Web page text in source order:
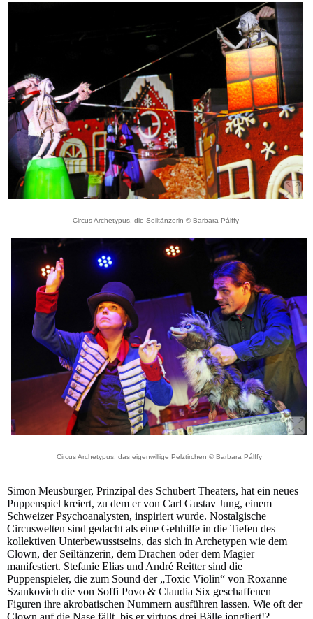
Circus Archetypus, die Seiltänzerin © Barbara Pálffy
Circus Archetypus, das eigenwillige Pelztirchen © Barbara Pálffy
Simon Meusburger, Prinzipal des Schubert Theaters, hat ein neues
Puppenspiel kreiert, zu dem er von Carl Gustav Jung, einem
Schweizer Psychoanalysten, inspiriert wurde. Nostalgische
Circuswelten sind gedacht als eine Gehhilfe in die Tiefen des
kollektiven Unterbewusstseins, das sich in Archetypen wie dem
Clown, der Seiltänzerin, dem Drachen oder dem Magier
manifestiert. Stefanie Elias und André Reitter sind die
Puppenspieler, die zum Sound der „Toxic Violin“ von Roxanne
Szankovich die von Soffi Povo & Claudia Six geschaffenen
Figuren ihre akrobatischen Nummern ausführen lassen. Wie oft der